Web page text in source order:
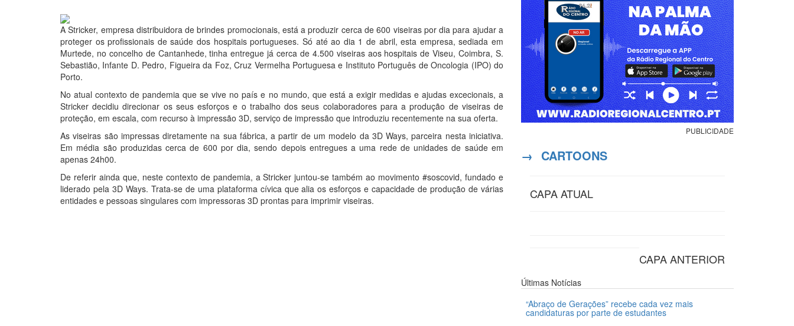
A Stricker, empresa distribuidora de brindes promocionais, está a produzir cerca de 600 viseiras por dia para ajudar a
proteger os profissionais de saúde dos hospitais portugueses. Só até ao dia 1 de abril, esta empresa, sediada em
Murtede, no concelho de Cantanhede, tinha entregue já cerca de 4.500 viseiras aos hospitais de Viseu, Coimbra, S.
Sebastião, Infante D. Pedro, Figueira da Foz, Cruz Vermelha Portuguesa e Instituto Português de Oncologia (IPO) do
Porto.
No atual contexto de pandemia que se vive no país e no mundo, que está a exigir medidas e ajudas excecionais, a
Stricker decidiu direcionar os seus esforços e o trabalho dos seus colaboradores para a produção de viseiras de
proteção, em escala, com recurso à impressão 3D, serviço de impressão que introduziu recentemente na sua oferta.
As viseiras são impressas diretamente na sua fábrica, a partir de um modelo da 3D Ways, parceira nesta iniciativa.
Em média são produzidas cerca de 600 por dia, sendo depois entregues a uma rede de unidades de saúde em
apenas 24h00.
De referir ainda que, neste contexto de pandemia, a Stricker juntou-se também ao movimento #soscovid, fundado e
liderado pela 3D Ways. Trata-se de uma plataforma cívica que alia os esforços e capacidade de produção de várias
entidades e pessoas singulares com impressoras 3D prontas para imprimir viseiras.
PUBLICIDADE
→ CARTOONS
CAPA ATUAL
CAPA ANTERIOR
Últimas Notícias
“Abraço de Gerações” recebe cada vez mais
candidaturas por parte de estudantes